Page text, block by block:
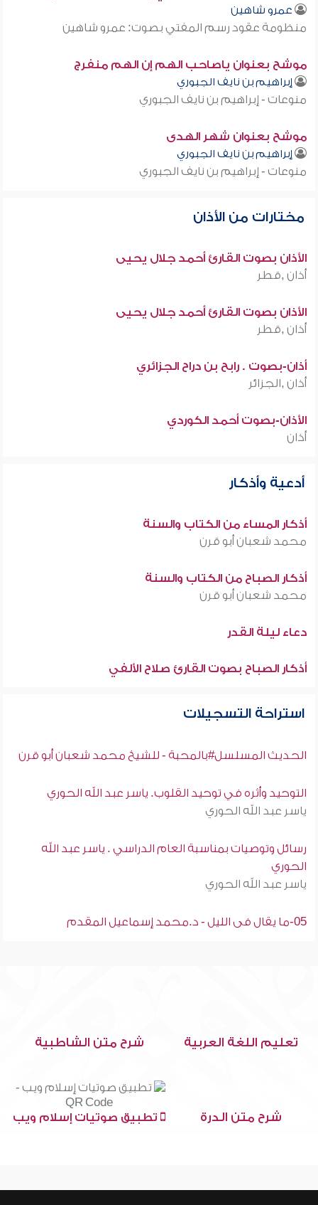
عمرو شاهين
منظومة عقود رسم المفتي بصوت: عمرو شاهين
موشح بعنوان ياصاحب الهم إن الهم منفرج
إبراهيم بن نايف الجبوري
منوعات - إبراهيم بن نايف الجبوري
موشح بعنوان شهر الهدى
إبراهيم بن نايف الجبوري
منوعات - إبراهيم بن نايف الجبوري
مختارات من الأذان
الأذان بصوت القارئ أحمد جلال يحيى
أذان ,قطر
الأذان بصوت القارئ أحمد جلال يحيى
أذان ,قطر
أذان-بصوت . رابح بن دراح الجزائري
أذان ,الجزائر
الأذان-بصوت أحمد الكوردي
أذان
أدعية وأذكار
أذكار المساء من الكتاب والسنة
محمد شعبان أبو قرن
أذكار الصباح من الكتاب والسنة
محمد شعبان أبو قرن
دعاء ليلة القدر
أذكار الصباح بصوت القارئ صلاح الألفي
استراحة التسجيلات
الحديث المسلسل#بالمحبة - للشيخ محمد شعبان أبو قرن
التوحيد وأثره في توحيد القلوب. ياسر عبد الله الحوري
ياسر عبد الله الحوري
رسائل وتوصيات بمناسبة العام الدراسي . ياسر عبد الله
الحوري
ياسر عبد الله الحوري
05-ما يقال فى الليل - د.محمد إسماعيل المقدم
تعليم اللغة العربية شرح متن الشاطبية
شرح متن الدرة تطبيق صوتيات إسلام ويب